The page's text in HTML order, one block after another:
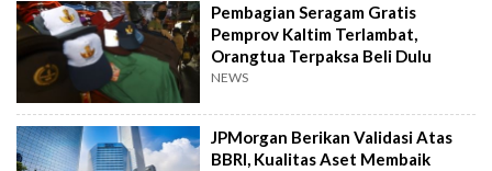
Pembagian Seragam Gratis
Pemprov Kaltim Terlambat,
Orangtua Terpaksa Beli Dulu
NEWS
JPMorgan Berikan Validasi Atas
BBRI, Kualitas Aset Membaik